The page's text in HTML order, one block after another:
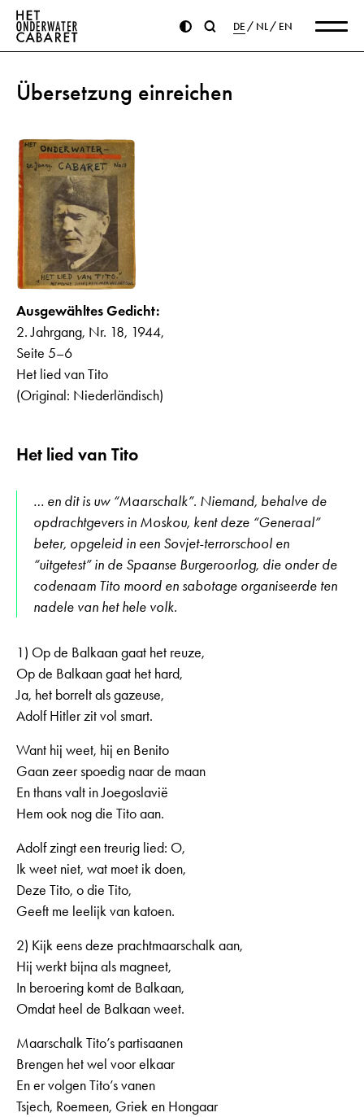
DE NL EN
Übersetzung einreichen
Ausgewähltes Gedicht:
2. Jahrgang, Nr. 18, 1944,
Seite 5–6
Het lied van Tito
(Original: Niederländisch)
Het lied van Tito
… en dit is uw “Maarschalk”. Niemand, behalve de
opdrachtgevers in Moskou, kent deze “Generaal”
beter, opgeleid in een Sovjet-terrorschool en
“uitgetest” in de Spaanse Burgeroorlog, die onder de
codenaam Tito moord en sabotage organiseerde ten
nadele van het hele volk.
1) Op de Balkaan gaat het reuze,
Op de Balkaan gaat het hard,
Ja, het borrelt als gazeuse,
Adolf Hitler zit vol smart.
Want hij weet, hij en Benito
Gaan zeer spoedig naar de maan
En thans valt in Joegoslavië
Hem ook nog die Tito aan.
Adolf zingt een treurig lied: O,
Ik weet niet, wat moet ik doen,
Deze Tito, o die Tito,
Geeft me leelijk van katoen.
2) Kijk eens deze prachtmaarschalk aan,
Hij werkt bijna als magneet,
In beroering komt de Balkaan,
Omdat heel de Balkaan weet.
Maarschalk Tito’s partisaanen
Brengen het wel voor elkaar
En er volgen Tito’s vanen
Tsjech, Roemeen, Griek en Hongaar